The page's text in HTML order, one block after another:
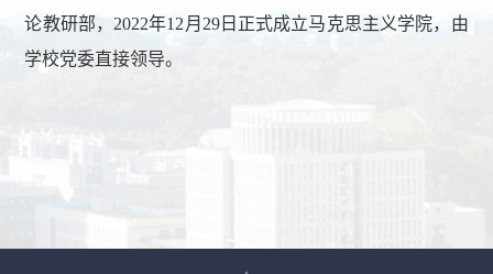
论教研部，2022年12月29日正式成立马克思主义学院，由
学校党委直接领导。